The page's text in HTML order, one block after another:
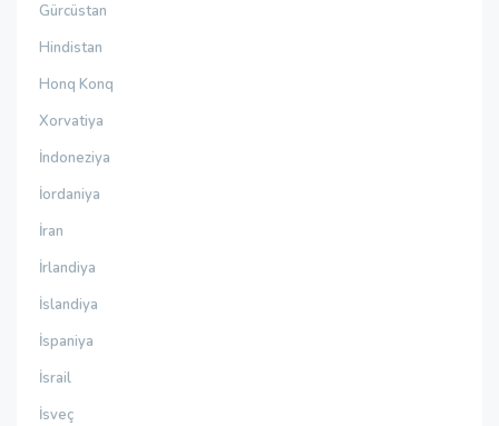
Gürcüstan
Hindistan
Honq Konq
Xorvatiya
İndoneziya
İordaniya
İran
İrlandiya
İslandiya
İspaniya
İsrail
İsveç